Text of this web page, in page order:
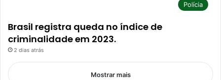
Polícia
Brasil registra queda no índice de
criminalidade em 2023.
2 dias atrás
Mostrar mais